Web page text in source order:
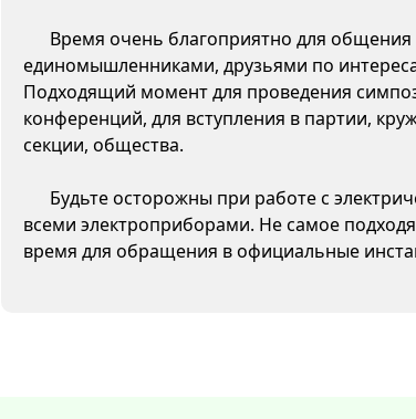
Время очень благоприятно для общения
единомышленниками, друзьями по
Подходящий момент для проведения
конференций, для вступления в партии,
секции, общества.
Будьте осторожны при работе с
всеми электроприборами. Не самое
время для обращения в официальные